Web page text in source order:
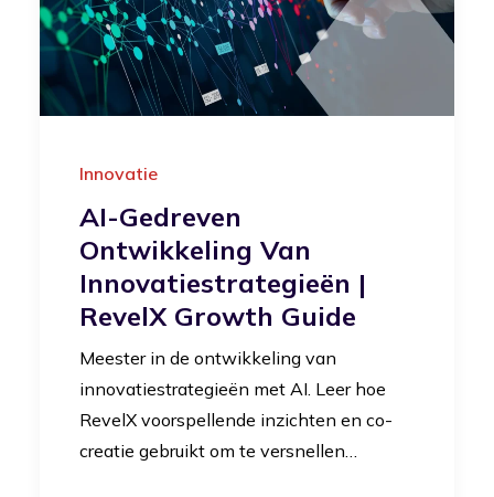
Innovatie
AI-Gedreven
Ontwikkeling Van
Innovatiestrategieën |
RevelX Growth Guide
Meester in de ontwikkeling van
innovatiestrategieën met AI. Leer hoe
RevelX voorspellende inzichten en co-
creatie gebruikt om te versnellen…